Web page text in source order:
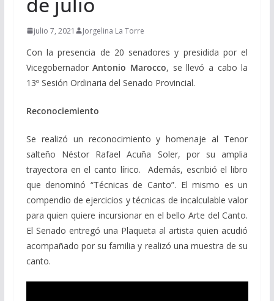
julio 7, 2021 Jorgelina La Torre
Con la presencia de 20 senadores y presidida por el
VicegobernadorAntonio Marocco, se llevó a cabo la
13º Sesión Ordinaria del Senado Provincial.
Reconociemiento
Se realizó un reconocimiento y homenaje al Tenor
salteño Néstor Rafael Acuña Soler, por su amplia
trayectora en el canto lírico. Además, escribió el libro
que denominó “Técnicas de Canto”. El mismo es un
compendio de ejercicios y técnicas de incalculable valor
para quien quiere incursionar en el bello Arte del Canto.
El Senado entregó una Plaqueta al artista quien acudió
acompañado por su familia y realizó una muestra de su
canto.